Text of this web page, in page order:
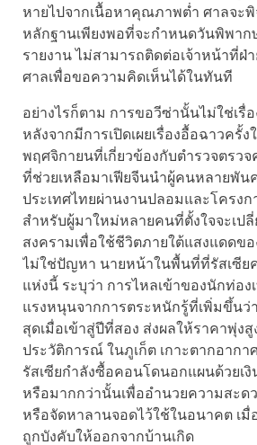
หายไปจากเนื้อหาคุณภาพต่ำ ศาลจะ
หลักฐานเพียงพอที่จะกำหนดวันพิพาก
รายงาน ไม่สามารถติดต่อเจ้าหน้าที่ฝ่
ศาลเพื่อขอความคิดเห็นได้ในทันที
อย่างไรก็ตาม การขอวีซ่านั้นไม่ใช่เรื่
หลังจากมีการเปิดเผยเรื่องอื้อฉาวครั้
พฤศจิกายนที่เกี่ยวข้องกับตำรวจตรวจ
ที่ช่วยเหลือมาเฟียจีนนำผู้คนหลายพัน
ประเทศไทยผ่านงานปลอมและโครง
สำหรับผู้มาใหม่หลายคนที่ตั้งใจจะเป
สงครามเพื่อใช้ชีวิตภายใต้แสงแดดขอ
ไม่ใช่ปัญหา นายหน้าในพื้นที่ที่รัสเซียค
แห่งนี้ ระบุว่า การไหลเข้าของนักท่อง
แรงหนุนจากการตระหนักรู้ที่เพิ่มขึ้น
สุดเมื่อเข้าสู่ปีที่สอง ส่งผลให้ราคาพุ่ง
ประวัติการณ์ ในภูเก็ต เกาะตากอากา
รัสเซียกำลังซื้อคอนโดนอกแผนด้วยเ
หรือมากกว่านั้นเพื่ออำนวยความสะด
หรือจัดหาลานจอดไว้ใช้ในอนาคต เมื่
ถูกบังคับให้ออกจากบ้านเกิด